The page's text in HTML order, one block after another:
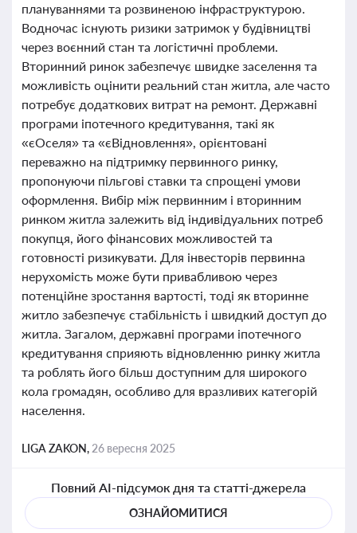
плануваннями та розвиненою інфраструктурою.
Водночас існують ризики затримок у будівництві
через воєнний стан та логістичні проблеми.
Вторинний ринок забезпечує швидке заселення та
можливість оцінити реальний стан житла, але часто
потребує додаткових витрат на ремонт. Державні
програми іпотечного кредитування, такі як
«єОселя» та «єВідновлення», орієнтовані
переважно на підтримку первинного ринку,
пропонуючи пільгові ставки та спрощені умови
оформлення. Вибір між первинним і вторинним
ринком житла залежить від індивідуальних потреб
покупця, його фінансових можливостей та
готовності ризикувати. Для інвесторів первинна
нерухомість може бути привабливою через
потенційне зростання вартості, тоді як вторинне
житло забезпечує стабільність і швидкий доступ до
житла. Загалом, державні програми іпотечного
кредитування сприяють відновленню ринку житла
та роблять його більш доступним для широкого
кола громадян, особливо для вразливих категорій
населення.
LIGA ZAKON, 26 вересня 2025
Повний AI-підсумок дня та статті-джерела
ОЗНАЙОМИТИСЯ